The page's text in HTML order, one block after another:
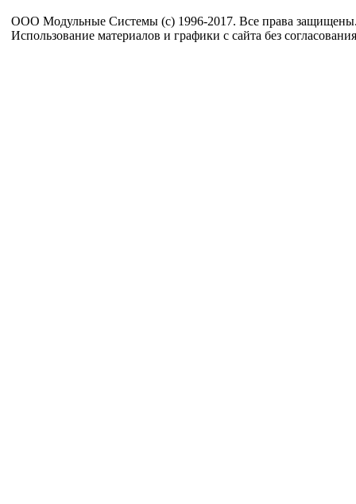
ООО Модульные Системы (c) 1996-2017. Все права
Использование материалов и графики с сайта без